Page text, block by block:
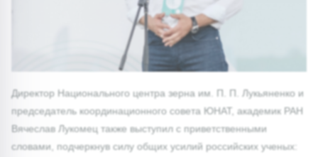
Директор Национального центра зерна им. П. П. Лукьяненко и
председатель координационного совета ЮНАТ, академик РАН
Вячеслав Лукомец также выступил с приветственными
словами, подчеркнув силу общих усилий российских ученых: